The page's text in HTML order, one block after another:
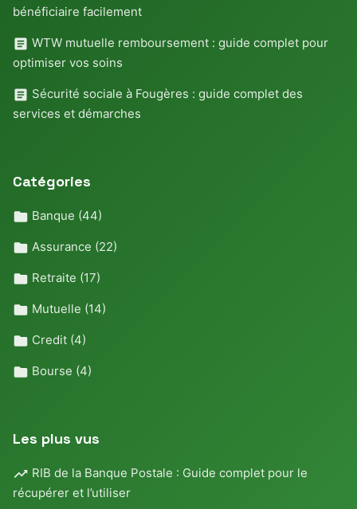
bénéficiaire facilement
WTW mutuelle remboursement : guide complet pour
optimiser vos soins
Sécurité sociale à Fougères : guide complet des
services et démarches
Catégories
Banque (44)
Assurance (22)
Retraite (17)
Mutuelle (14)
Credit (4)
Bourse (4)
Les plus vus
RIB de la Banque Postale : Guide complet pour le
récupérer et l’utiliser